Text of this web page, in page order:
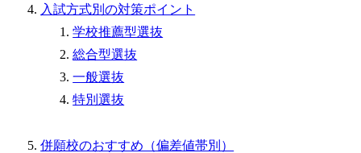
入試方式別の対策ポイント
学校推薦型選抜
総合型選抜
一般選抜
特別選抜
併願校のおすすめ（偏差値帯別）